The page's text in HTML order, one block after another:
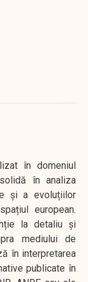
în domeniul
în analiza
și a evoluțiilor
european.
la detaliu și
mediului de
în interpretarea
publicate în